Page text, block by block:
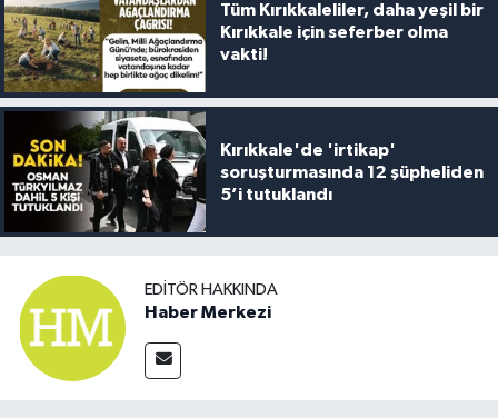
Tüm Kırıkkaleliler, daha yeşil bir
Kırıkkale için seferber olma
vakti!
Kırıkkale'de 'irtikap'
soruşturmasında 12 şüpheliden
5’i tutuklandı
EDITÖR HAKKINDA
Haber Merkezi